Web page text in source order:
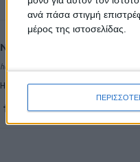
ανά πάσα στιγμή
μέρος της ιστοσελίδας.
ΝΕΟΣ ΑΓΩΝ
https://neosagon.gr
Η Αρχαιότερη Καθημερινή Πρωινή